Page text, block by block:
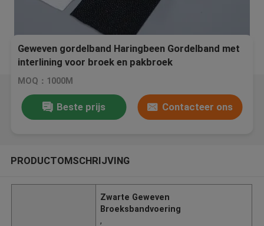
Geweven gordelband Haringbeen Gordelband met
interlining voor broek en pakbroek
MOQ：1000M
Beste prijs Contacteer ons
PRODUCTOMSCHRIJVING
Zwarte Geweven
Broeksbandvoering
,